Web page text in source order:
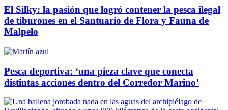
El Silky: la pasión que logró contener la pesca ilegal
de tiburones en el Santuario de Flora y Fauna de
Malpelo
Pesca deportiva: ‘una pieza clave que conecta
distintas acciones dentro del Corredor Marino’